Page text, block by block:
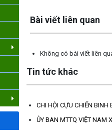
Bài viết liên quan
Không có bài viết liên
Tin tức khác
CHI HỘI CỰU CHIẾN BINH
ỦY BAN MTTQ VIỆT NAM